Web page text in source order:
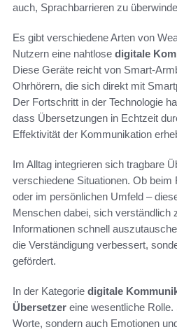
auch, Sprachbarrieren zu
Es gibt verschiedene Arten von
Nutzern eine nahtlose digitale
Diese Geräte reicht von Smart-
Ohrhörern, die sich direkt mit
Der Fortschritt in der Technologie
dass Übersetzungen in Echtzeit
Effektivität der Kommunikation
Im Alltag integrieren sich tragbare
verschiedene Situationen. Ob
oder im persönlichen Umfeld –
Menschen dabei, sich verständlich
Informationen schnell
die Verständigung verbessert,
gefördert.
In der Kategorie digitale
Übersetzer eine wesentliche
Worte, sondern auch Emotionen